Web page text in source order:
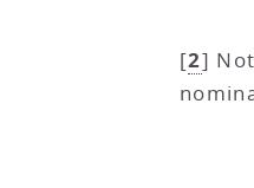
[2]